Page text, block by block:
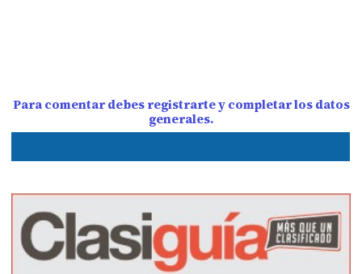
Para comentar debes registrarte y completar los datos
generales.